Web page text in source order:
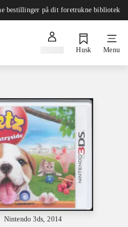
bestillinger på dit foretrukne bibliotek
Husk Menu
Nintendo 3ds, 2014